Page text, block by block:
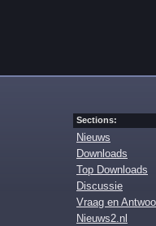
Sections:
Nieuws
Downloads
Top Downloads
Discussie
Vraag en
Nieuws2.nl